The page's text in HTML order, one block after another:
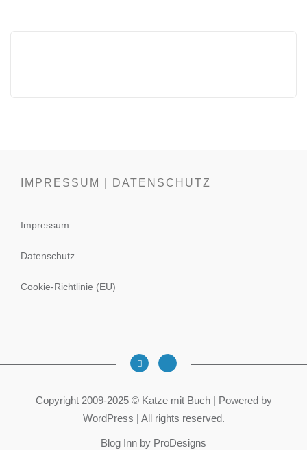
IMPRESSUM | DATENSCHUTZ
Impressum
Datenschutz
Cookie-Richtlinie (EU)
Copyright 2009-2025 © Katze mit Buch | Powered by
WordPress | All rights reserved.
Blog Inn by ProDesigns